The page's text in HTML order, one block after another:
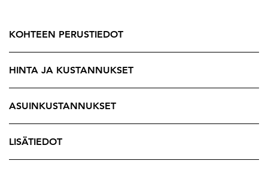
Kodissa yhdistyvät toimivuus ja viihtyisyys. Tilava
makuuhuone tarjoaa hyvin säilytys- ja
sisustusmahdollisuuksia, ja oma sauna tuo arkeen
ripauksen luksusta. Erillinen wc lisää
asumismukavuutta ja tekee pohjaratkaisusta
käytännöllisen myös vieraita ajatellen.
Pereen alue on yksi Pirkkalan halutuimmista
asuinalueista – eikä syyttä. Pyhäjärven rantareitit,
KOHTEEN PERUSTIEDOT
HINTA JA KUSTANNUKSET
ASUINKUSTANNUKSET
LISÄTIEDOT